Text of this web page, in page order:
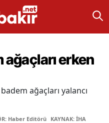
ağaçları erken
ağaçları yalancı
Haber Editörü KAYNAK: İHA